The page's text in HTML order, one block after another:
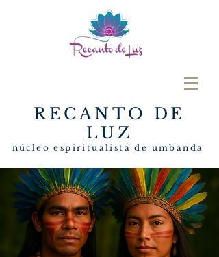
RECANTO DE
LUZ
núcleo espiritualista de umbanda